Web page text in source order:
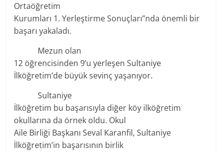
Ortaöğretim
Kurumları 1. Yerleştirme Sonuçları”nda önemli bir
başarı yakaladı.
Mezun olan
12 öğrencisinden 9’u yerleşen Sultaniye
İlköğretim’de büyük sevinç yaşanıyor.
Sultaniye
İlköğretim bu başarısıyla diğer köy ilköğretim
okullarına da örnek oldu. Okul
Aile Birliği Başkanı Seval Karanfil, Sultaniye
İlköğretim’in başarısının birlik